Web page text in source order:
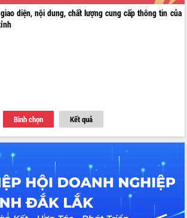
diện, nội dung, chất lượng cung cấp thông tin của
Bình chọn Kết quả